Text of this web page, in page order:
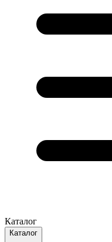
Каталог
Каталог